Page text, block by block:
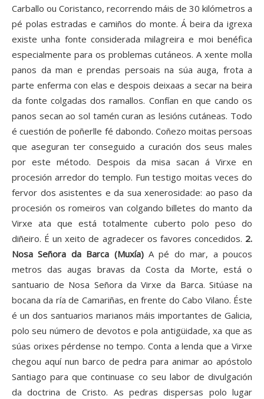
Carballo ou Coristanco, recorrendo máis de 30 kilómetros a
pé polas estradas e camiños do monte. Á beira da igrexa
existe unha fonte considerada milagreira e moi benéfica
especialmente para os problemas cutáneos. A xente molla
panos da man e prendas persoais na súa auga, frota a
parte enferma con elas e despois deixaas a secar na beira
da fonte colgadas dos ramallos. Confían en que cando os
panos secan ao sol tamén curan as lesións cutáneas. Todo
é cuestión de poñerlle fé dabondo. Coñezo moitas persoas
que aseguran ter conseguido a curación dos seus males
por este método. Despois da misa sacan á Virxe en
procesión arredor do templo. Fun testigo moitas veces do
fervor dos asistentes e da sua xenerosidade: ao paso da
procesión os romeiros van colgando billetes do manto da
Virxe ata que está totalmente cuberto polo peso do
diñeiro. É un xeito de agradecer os favores concedidos. 2.
Nosa Señora da Barca (Muxía) A pé do mar, a poucos
metros das augas bravas da Costa da Morte, está o
santuario de Nosa Señora da Virxe da Barca. Sitúase na
bocana da ría de Camariñas, en frente do Cabo Vilano. Éste
é un dos santuarios marianos máis importantes de Galicia,
polo seu número de devotos e pola antigüidade, xa que as
súas orixes pérdense no tempo. Conta a lenda que a Virxe
chegou aquí nun barco de pedra para animar ao apóstolo
Santiago para que continuase co seu labor de divulgación
da doctrina de Cristo. As pedras dispersas polo lugar